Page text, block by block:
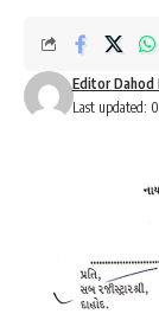
Last updated:
Editor Dahod